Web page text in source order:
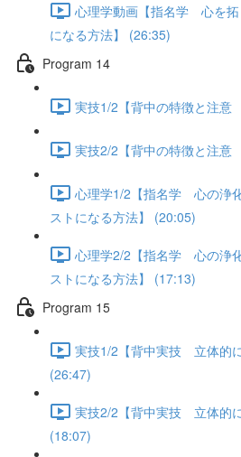
心理学動画【指名学 心を
になる方法】 (26:35)
Program 14
実技1/2【背中の特徴と注
実技2/2【背中の特徴と注
心理学1/2【指名学 心の浄
ストになる方法】 (20:05)
心理学2/2【指名学 心の浄
ストになる方法】 (17:13)
Program 15
実技1/2【背中実技 立体的
(26:47)
実技2/2【背中実技 立体的
(18:07)